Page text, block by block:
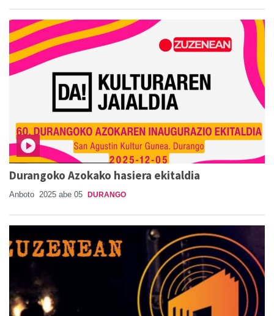
Durangoko Azokako hasiera ekitaldia
Anboto 2025 abe 05 DURANGO